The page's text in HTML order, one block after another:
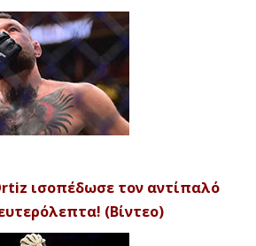
ισοπέδωσε τον αντίπαλό
(Βίντεο)